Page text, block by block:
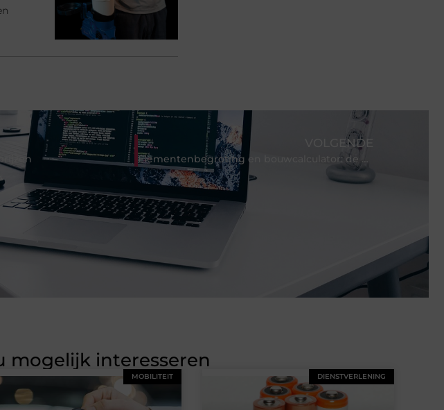
VOLGENDE
Elementenbegroting en bouwcalculator: de moeite waard?
mogelijk interesseren
MOBILITEIT DIENSTVERLENING